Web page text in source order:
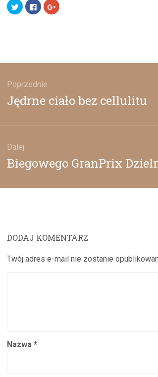
Udostępnij
na
Twitterze(Otwiera
Click
to
share
Click
to
Poprzednie
Poprzedni
wpis:
Jędrne ciało bez cellulitu
Dalej
Następny
Biegowego GranPrix
DODAJ KOMENTARZ
Twój adres e-mail nie zostanie
Nazwa *